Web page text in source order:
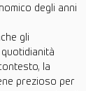
degli anni
gli
la
prezioso per